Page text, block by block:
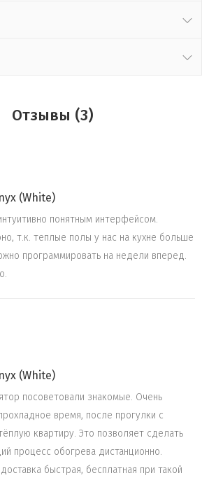
Отзывы (3)
(White)
понятным интерфейсом.
т.к. теплые полы у нас на кухне больше
программировать на недели вперед.
(White)
посоветовали знакомые. Очень
время, после прогулки с
квартиру. Это позволяет сделать
процесс обогрева дистанционно.
быстрая, бесплатная при такой